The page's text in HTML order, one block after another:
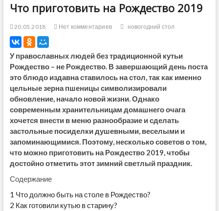
Что приготовить на Рождество 2019
20.05.2018 Нет комментариев новогодний стол
У православных людей без традиционной кутьи
Рождество – не Рождество. В завершающий день поста
это блюдо издавна ставилось на стол, так как именно
цельные зерна пшеницы символизировали
обновление, начало новой жизни. Однако
современным хранительницам домашнего очага
хочется внести в меню разнообразие и сделать
застольные посиделки душевными, веселыми и
запоминающимися. Поэтому, несколько советов о том,
что можно приготовить на Рождество 2019, чтобы
достойно отметить этот зимний светлый праздник.
Содержание
1 Что должно быть на столе в Рождество?
2 Как готовили кутью в старину?